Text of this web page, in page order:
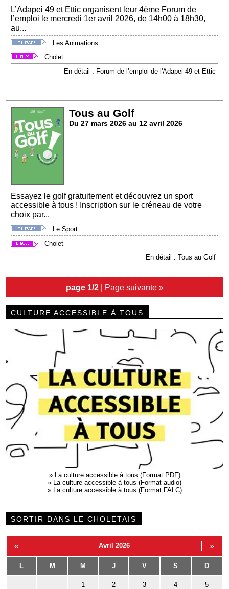
L’Adapei 49 et Ettic organisent leur 4ème Forum de
l’emploi le mercredi 1er avril 2026, de 14h00 à 18h30,
au...
Les Animations
Cholet
En détail : Forum de l’emploi de l'Adapei 49 et Ettic
Tous au Golf
Du 27 mars 2026 au 12 avril 2026
Essayez le golf gratuitement et découvrez un sport
accessible à tous ! Inscription sur le créneau de votre
choix par...
Le Sport
Cholet
En détail : Tous au Golf
page 1/2 | Page suivante »
CULTURE ACCESSIBLE À TOUS
» La culture accessible à tous (Format PDF)
» La culture accessible à tous (Format audio)
» La culture accessible à tous (Format FALC)
SORTIR DANS LE CHOLETAIS
« Avril 2026 »
L M M J V S D
1 2 3 4 5